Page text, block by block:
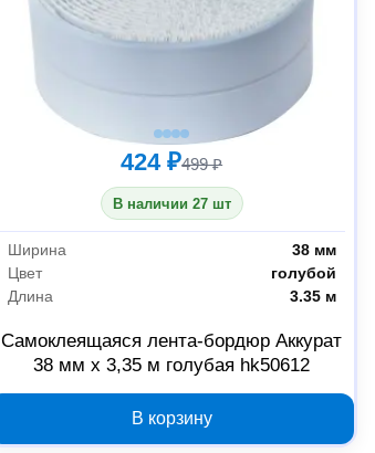
424 ₽499 ₽
В наличии 27 шт
Ширина
38 мм
Цвет
голубой
Длина
3.35 м
Самоклеящаяся лента-бордюр Аккурат
38 мм x 3,35 м голубая hk50612
В корзину